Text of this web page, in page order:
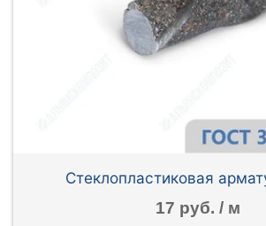
Стеклопластиковая
17 руб. / м